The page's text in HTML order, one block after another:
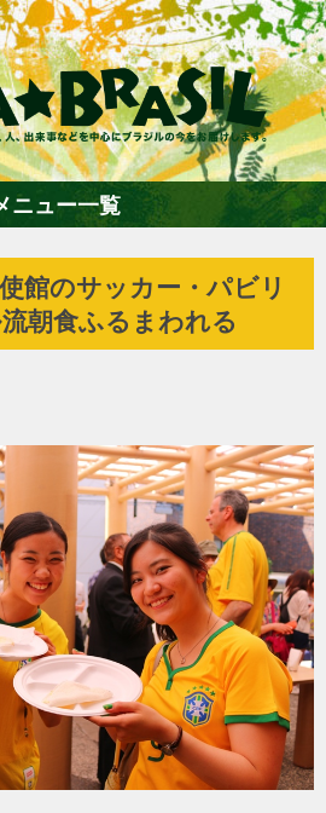
ホーム
ーテイメント
グルメ
トラベル
サッカー
PEOPLE
ビジネス
ニュー一覧
館のサッカー・パビリ
朝食ふるまわれる